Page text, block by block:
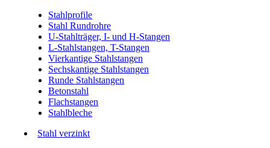
Stahlprofile
Stahl Rundrohre
U-Stahlträger, I- und H-Stangen
L-Stahlstangen, T-Stangen
Vierkantige Stahlstangen
Sechskantige Stahlstangen
Runde Stahlstangen
Betonstahl
Flachstangen
Stahlbleche
Stahl verzinkt